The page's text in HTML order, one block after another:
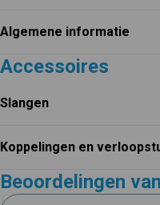
Algemene informatie
Accessoires
Slangen
Koppelingen en
Beoordelingen